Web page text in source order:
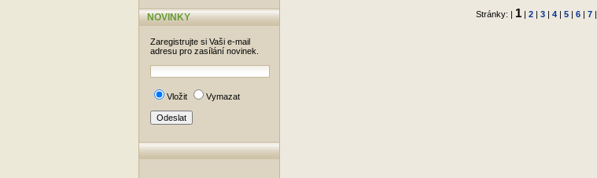
NOVINKY
Zaregistrujte si Vaši e-mail
adresu pro zasílání novinek.
Vložit Vymazat
Stránky: | 1 | 2 | 3 | 4 | 5 | 6 | 7 |